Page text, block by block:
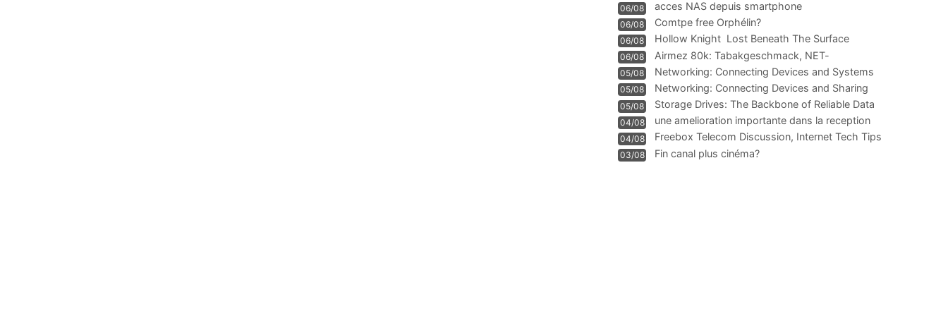
06/08 acces NAS depuis smartphone
06/08 Comtpe free Orphélin?
06/08 Hollow Knight  Lost Beneath The Surface
06/08
Airmez 80k: Tabakgeschmack, NET-
Technologie und Leistung im
05/08 Networking: Connecting Devices and Systems
05/08
Networking: Connecting Devices and Sharing
Information
05/08
Storage Drives: The Backbone of Reliable Data
Management
04/08
une amelioration importante dans la reception
WIFI
04/08
Freebox Telecom Discussion, Internet Tech Tips
Communi
03/08 Fin canal plus cinéma?